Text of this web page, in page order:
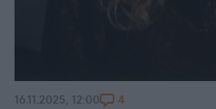
16.11.2025, 12:00 4